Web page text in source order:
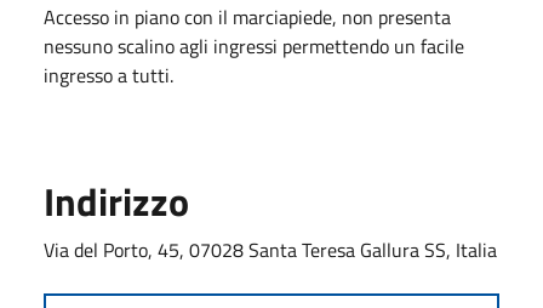
Accesso in piano con il marciapiede, non presenta
nessuno scalino agli ingressi permettendo un facile
ingresso a tutti.
Indirizzo
Via del Porto, 45, 07028 Santa Teresa Gallura SS, Italia